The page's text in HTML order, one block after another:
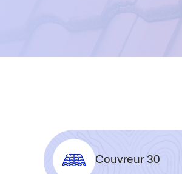
Couvreur 30